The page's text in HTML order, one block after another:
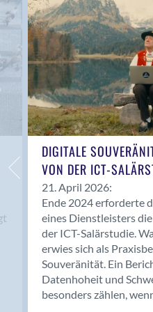
Anwil
Appenzell
Au SG
Baar
Baden
Balsthal
Balzers
Basel
Bassersdorf
Belp
Bendern
Benken (SG)
Bergdietikon
Berlin
Bern
Bern - Liebefeld
DIGITALE
VON DER ICT-
21. April 2026:
Ende 2024 erforderte
eines Dienstleisters
der ICT-Salärstudie.
erwies sich als
Souveränität. Ein
Datenhoheit und
besonders zählen,